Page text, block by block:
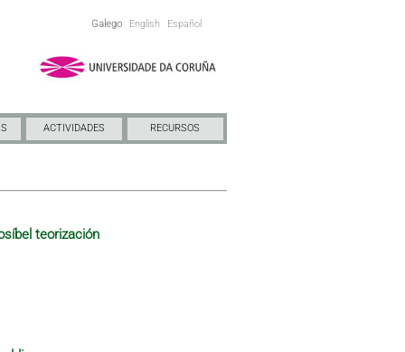
Galego English Español
ACTIVIDADES RECURSOS
teorización